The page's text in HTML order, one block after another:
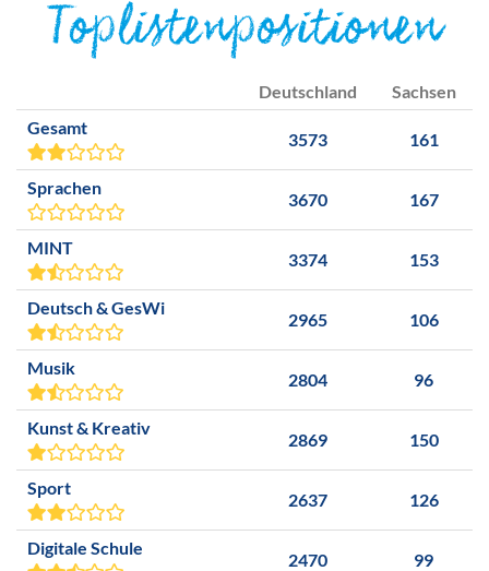
Toplistenpositionen
Deutschland
Sachsen
Gesamt
3573 161
Sprachen
3670 167
MINT
3374 153
Deutsch & GesWi
2965 106
Musik
2804 96
Kunst & Kreativ
2869 150
Sport
2637 126
Digitale Schule
2470 99